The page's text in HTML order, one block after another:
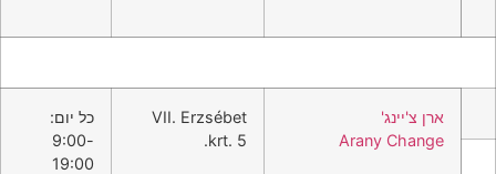
ארן צ'יינג'
Arany Change
VII. Erzsébet
krt. 5.
כל יום:
9:00-
19:00